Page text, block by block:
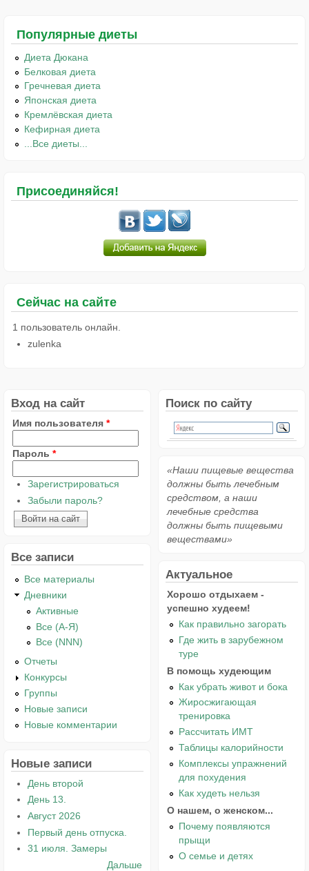
Популярные диеты
Диета Дюкана
Белковая диета
Гречневая диета
Японская диета
Кремлёвская диета
Кефирная диета
...Все диеты...
Присоединяйся!
Сейчас на сайте
1 пользователь онлайн.
zulenka
Вход на сайт
Имя пользователя *
Пароль *
Зарегистрироваться
Забыли пароль?
Все записи
Все материалы
Дневники
Активные
Все (А-Я)
Все (NNN)
Отчеты
Конкурсы
Группы
Новые записи
Новые комментарии
Новые записи
День второй
День 13.
Август 2026
Первый день отпуска.
31 июля. Замеры
Дальше
Поиск по сайту
«Наши пищевые вещества
должны быть лечебным
средством, а наши
лечебные средства
должны быть пищевыми
веществами»
Актуальное
Хорошо отдыхаем -
успешно худеем!
Как правильно загорать
Где жить в зарубежном
туре
В помощь худеющим
Как убрать живот и бока
Жиросжигающая
тренировка
Рассчитать ИМТ
Таблицы калорийности
Комплексы упражнений
для похудения
Как худеть нельзя
О нашем, о женском...
Почему появляются
прыщи
О семье и детях